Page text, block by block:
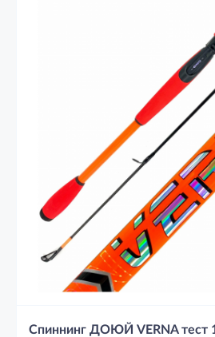
Спиннинг ДОЮЙ VERNA тест